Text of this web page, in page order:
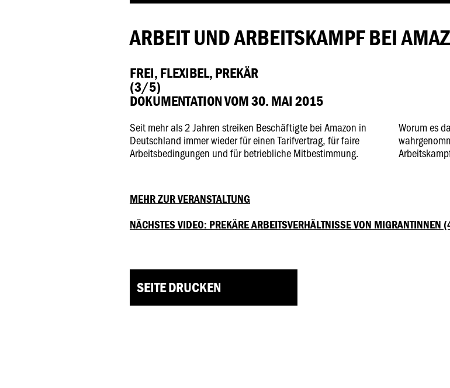
ARBEIT UND ARBEITSKAMPF BEI
FREI, FLEXIBEL, PREKÄR
(3/5)
DOKUMENTATION VOM 30. MAI 2015
Seit mehr als 2 Jahren streiken Beschäftigte bei Amazon in
Deutschland immer wieder für einen Tarifvertrag, für faire
Arbeitsbedingungen und für betriebliche Mitbestimmung.
Worum es
MEHR ZUR VERANSTALTUNG
NÄCHSTES VIDEO: PREKÄRE ARBEITSVERHÄLTNISSE VON
SEITE DRUCKEN